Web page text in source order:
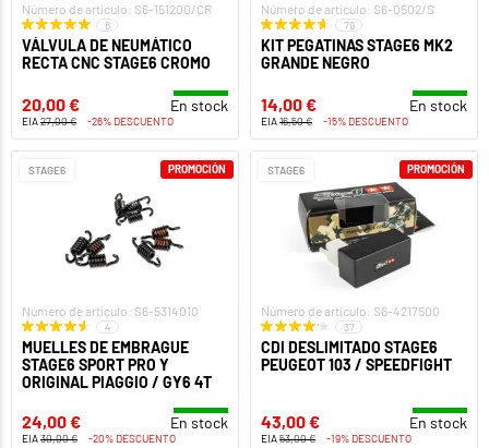
Número de artículo: S6-151200/CR
6
VÁLVULA DE NEUMÁTICO
RECTA CNC STAGE6 CROMO
20,00 € En stock
EIA27,00 € -26% DESCUENTO
Número de artículo: S6-0502/S
79
KIT PEGATINAS STAGE6 MK2
GRANDE NEGRO
14,00 € En stock
EIA16,50 € -15% DESCUENTO
STAGE6
Número de artículo: S6-5314010
4
MUELLES DE EMBRAGUE
STAGE6 SPORT PRO Y
ORIGINAL PIAGGIO / GY6 4T
24,00 € En stock
EIA30,00 € -20% DESCUENTO
PROMOCIÓN STAGE6
Número de artículo: S6-4217500
37
CDI DESLIMITADO STAGE6
PEUGEOT 103 / SPEEDFIGHT
43,00 € En stock
EIA53,00 € -19% DESCUENTO
PROMOCIÓN